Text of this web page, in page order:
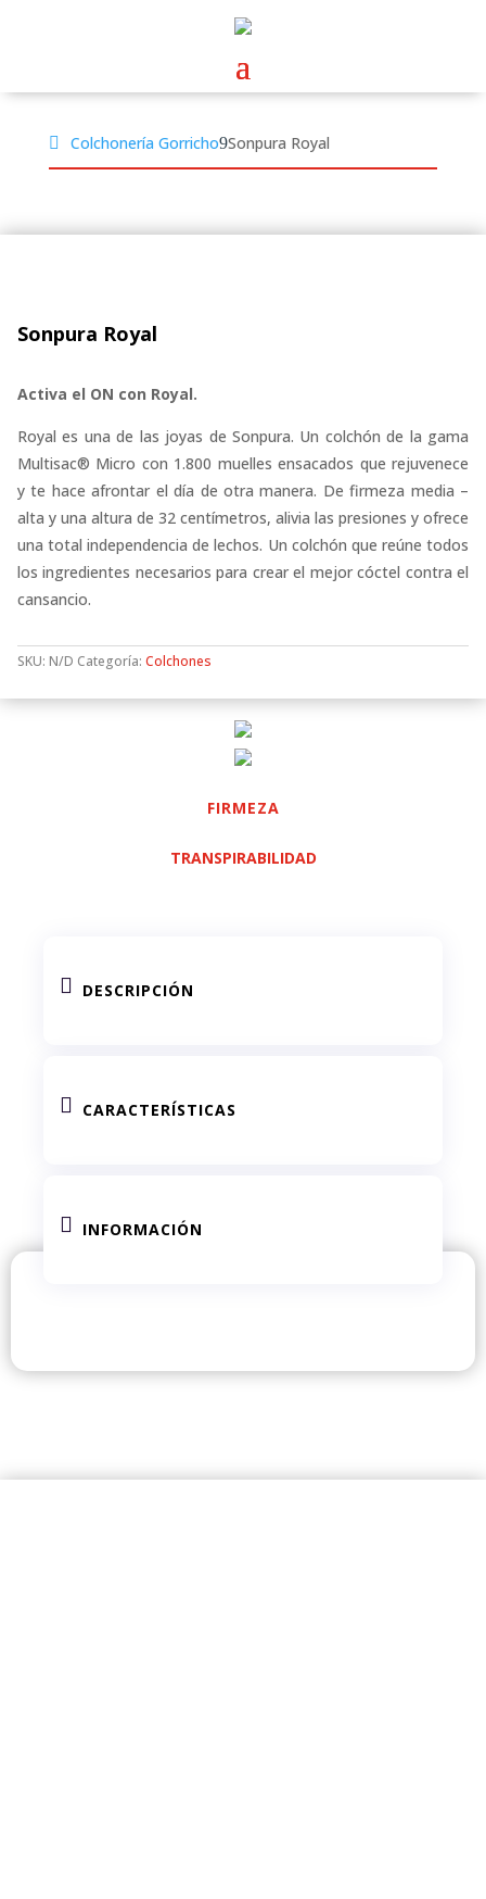
Colchonería Gorricho Sonpura Royal
Sonpura Royal
Activa el ON con Royal.
Royal es una de las joyas de Sonpura. Un colchón de la gama
Multisac® Micro con 1.800 muelles ensacados que rejuvenece
y te hace afrontar el día de otra manera. De firmeza media –
alta y una altura de 32 centímetros, alivia las presiones y ofrece
una total independencia de lechos. Un colchón que reúne todos
los ingredientes necesarios para crear el mejor cóctel contra el
cansancio.
SKU: N/D Categoría: Colchones
FIRMEZA
TRANSPIRABILIDAD
 DESCRIPCIÓN
 CARACTERÍSTICAS
 INFORMACIÓN